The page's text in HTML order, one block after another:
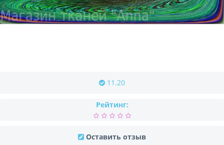
11.20
Рейтинг:
Оставить отзыв